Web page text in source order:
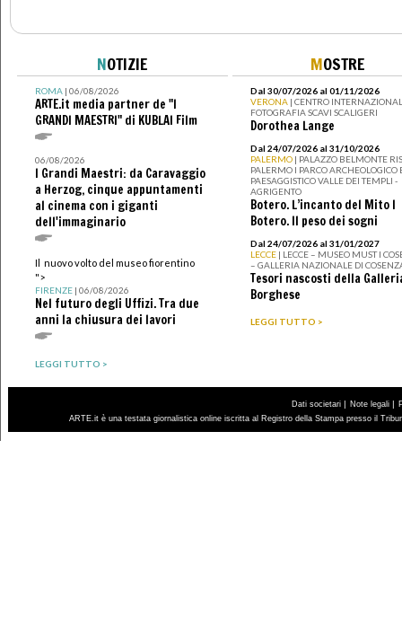
NOTIZIE
ROMA| 06/08/2026
ARTE.it media partner de "I
GRANDI MAESTRI" di KUBLAI Film
06/08/2026
I Grandi Maestri: da Caravaggio
a Herzog, cinque appuntamenti
al cinema con i giganti
dell'immaginario
Il nuovo volto del museo fiorentino
">
FIRENZE| 06/08/2026
Nel futuro degli Uffizi. Tra due
anni la chiusura dei lavori
LEGGI TUTTO >
MOSTRE
Dal 30/07/2026 al 01/11/2026
VERONA | CENTRO
FOTOGRAFIA SCAVI SCALIGERI
Dorothea Lange
Dal 24/07/2026 al 31/10/2026
PALERMO | PALAZZO BELMONTE
PALERMO I PARCO ARCHEOLOGICO
PAESAGGISTICO VALLE DEI TEMPLI -
AGRIGENTO
Botero. L’incanto del Mito I
Botero. Il peso dei sogni
Dal 24/07/2026 al 31/01/2027
LECCE | LECCE – MUSEO MUST I
– GALLERIA NAZIONALE DI
Tesori nascosti della
Borghese
LEGGI TUTTO >
Dati societari | Note legali |
ARTE.it è una testata giornalistica online iscritta al Registro della Stampa presso il